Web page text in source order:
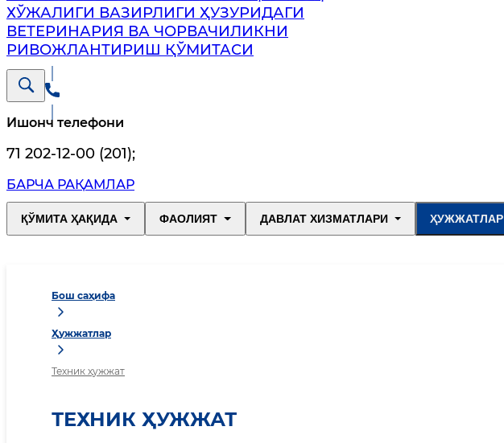
ХЎЖАЛИГИ ВАЗИРЛИГИ ҲУЗУРИДАГИ
ВЕТЕРИНАРИЯ ВА ЧОРВАЧИЛИКНИ
РИВОЖЛАНТИРИШ ҚЎМИТАСИ
Ишонч телефони
71 202-12-00 (201);
БАРЧА РАҚАМЛАР
ҚЎМИТА ҲАҚИДА ФАОЛИЯТ ДАВЛАТ ХИЗМАТЛАРИ ҲУЖЖАТЛАР
Бош саҳифа
Ҳужжатлар
Техник ҳужжат
ТЕХНИК ҲУЖЖАТ